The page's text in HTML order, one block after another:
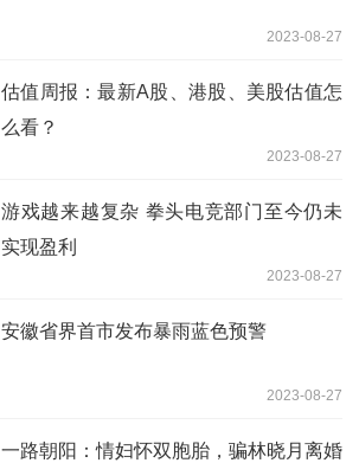
2023-08-27
估值周报：最新A股、港股、美股估值怎
么看？
2023-08-27
游戏越来越复杂 拳头电竞部门至今仍未
实现盈利
2023-08-27
安徽省界首市发布暴雨蓝色预警
2023-08-27
一路朝阳：情妇怀双胞胎，骗林晓月离婚